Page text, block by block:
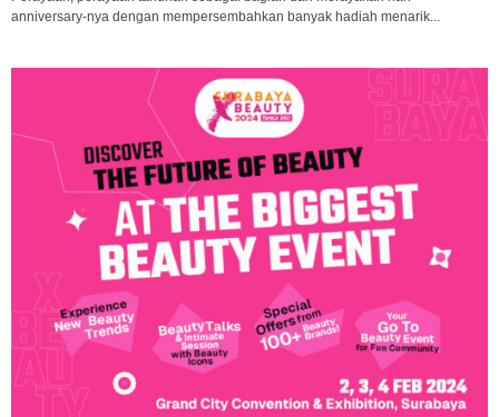
anniversary-nya dengan mempersembahkan banyak hadiah menarik...